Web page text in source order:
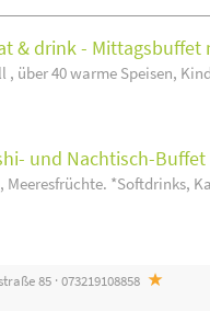
& drink - Mittagsbuffet
, über 40 warme Speisen,
und Nachtisch-
Meeresfrüchte. *Softdrinks,
85 · 073219108858